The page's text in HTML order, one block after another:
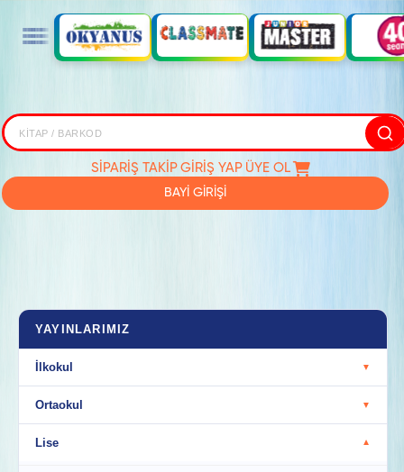
SİPARİŞ TAKİP GİRİŞ YAP ÜYE OL
BAYİ GİRİŞİ
YAYINLARIMIZ
İlkokul ▼
Ortaokul ▼
Lise ▼